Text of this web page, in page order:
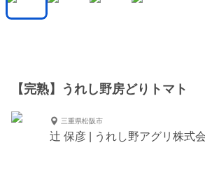
【完熟】うれし野房どりトマト
三重県松阪市
辻 保彦 | うれし野アグリ株式